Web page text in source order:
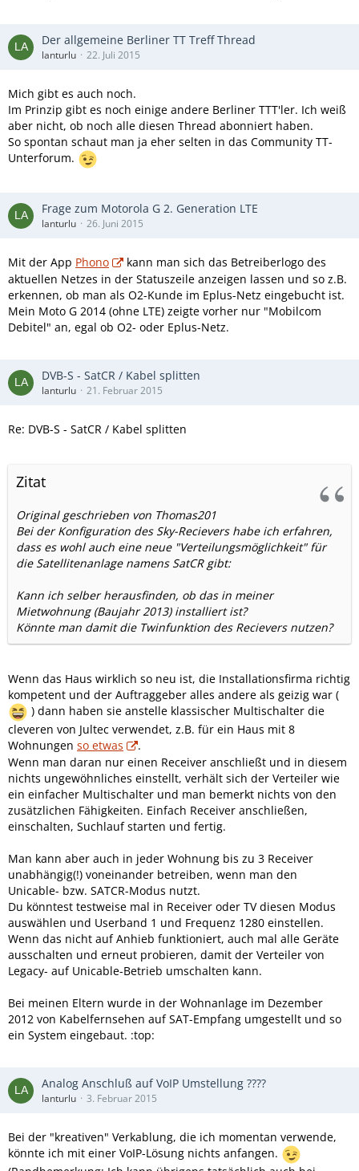
Der allgemeine Berliner TT Treff Thread
lanturlu 22. Juli 2015
Mich gibt es auch noch.
Im Prinzip gibt es noch einige andere Berliner TTT'ler. Ich weiß
aber nicht, ob noch alle diesen Thread abonniert haben.
So spontan schaut man ja eher selten in das Community TT-
Unterforum.
Frage zum Motorola G 2. Generation LTE
lanturlu 26. Juni 2015
Mit der App Phono
kann man sich das Betreiberlogo des
aktuellen Netzes in der Statuszeile anzeigen lassen und so z.B.
erkennen, ob man als O2-Kunde im Eplus-Netz eingebucht ist.
Mein Moto G 2014 (ohne LTE) zeigte vorher nur "Mobilcom
Debitel" an, egal ob O2- oder Eplus-Netz.
DVB-S - SatCR / Kabel splitten
lanturlu 21. Februar 2015
Re: DVB-S - SatCR / Kabel splitten
Zitat
Original geschrieben von Thomas201
Bei der Konfiguration des Sky-Recievers habe ich erfahren,
dass es wohl auch eine neue "Verteilungsmöglichkeit" für
die Satellitenanlage namens SatCR gibt:
Kann ich selber herausfinden, ob das in meiner
Mietwohnung (Baujahr 2013) installiert ist?
Könnte man damit die Twinfunktion des Recievers nutzen?
Wenn das Haus wirklich so neu ist, die Installationsfirma richtig
kompetent und der Auftraggeber alles andere als geizig war (
) dann haben sie anstelle klassischer Multischalter die
cleveren von Jultec verwendet, z.B. für ein Haus mit 8
Wohnungen so etwas
.
Wenn man daran nur einen Receiver anschließt und in diesem
nichts ungewöhnliches einstellt, verhält sich der Verteiler wie
ein einfacher Multischalter und man bemerkt nichts von den
zusätzlichen Fähigkeiten. Einfach Receiver anschließen,
einschalten, Suchlauf starten und fertig.
Man kann aber auch in jeder Wohnung bis zu 3 Receiver
unabhängig(!) voneinander betreiben, wenn man den
Unicable- bzw. SATCR-Modus nutzt.
Du könntest testweise mal in Receiver oder TV diesen Modus
auswählen und Userband 1 und Frequenz 1280 einstellen.
Wenn das nicht auf Anhieb funktioniert, auch mal alle Geräte
ausschalten und erneut probieren, damit der Verteiler von
Legacy- auf Unicable-Betrieb umschalten kann.
Bei meinen Eltern wurde in der Wohnanlage im Dezember
2012 von Kabelfernsehen auf SAT-Empfang umgestellt und so
ein System eingebaut. :top:
Analog Anschluß auf VoIP Umstellung ????
lanturlu 3. Februar 2015
Bei der "kreativen" Verkablung, die ich momentan verwende,
könnte ich mit einer VoIP-Lösung nichts anfangen.